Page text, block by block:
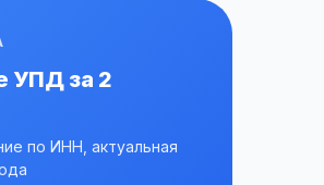
УПД за 2
по ИНН, актуальная